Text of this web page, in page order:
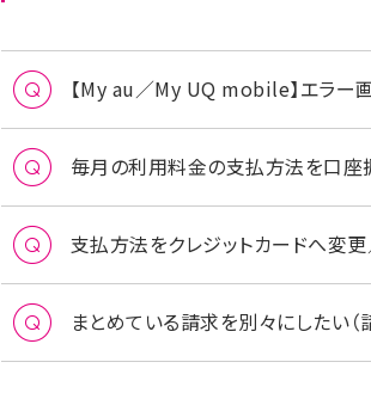
【My au／My UQ mobile】エラー
毎月の利用料金の支払方法を口
支払方法をクレジットカードへ変
まとめている請求を別々にしたい（